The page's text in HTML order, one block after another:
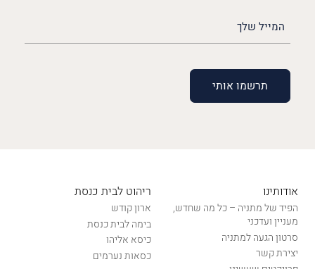
(חובה)
אודותינו
הפיד של מתניה – כל מה שחדש,
מעניין ועדכני
סרטון הגעה למתניה
יצירת קשר
ריהוט לבית כנסת
ארון קודש
בימה לבית כנסת
כיסא אליהו
כסאות נערמים